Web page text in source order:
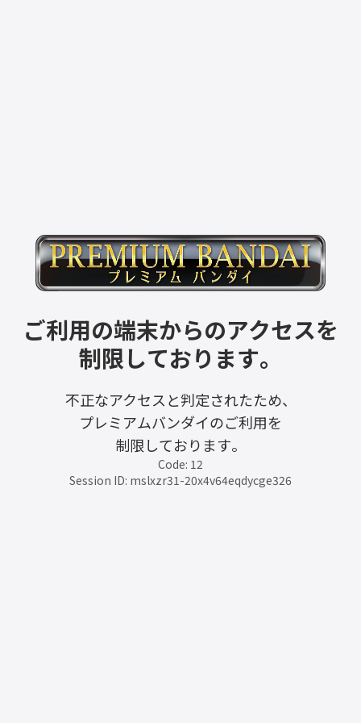
ご利用の端末からのアクセスを
制限しております。
不正なアクセスと判定されたため、
プレミアムバンダイのご利用を
制限しております。
Code: 12
Session ID: mslxzr31-20x4v64eqdycge326